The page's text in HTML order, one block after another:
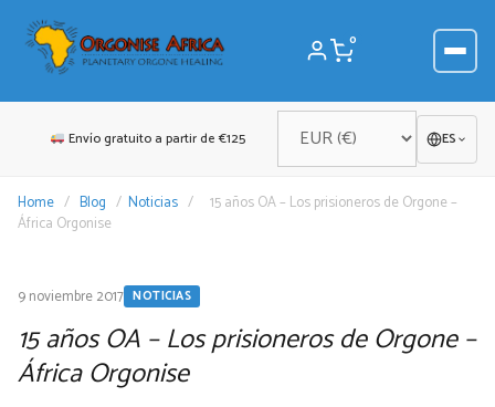
contenido
0
Envío gratuito a partir de €125 ES
Home / Blog / Noticias /
15 años OA – Los prisioneros de Orgone –
África Orgonise
9 noviembre 2017 NOTICIAS
15 años OA – Los prisioneros de Orgone –
África Orgonise